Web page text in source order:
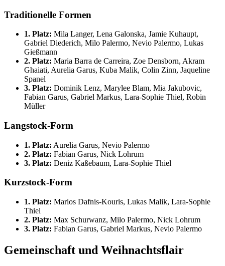
Traditionelle Formen
1. Platz: Mila Langer, Lena Galonska, Jamie Kuhaupt,
Gabriel Diederich, Milo Palermo, Nevio Palermo, Lukas
Gießmann
2. Platz: Maria Barra de Carreira, Zoe Densborn, Akram
Ghaiati, Aurelia Garus, Kuba Malik, Colin Zinn, Jaqueline
Spanel
3. Platz: Dominik Lenz, Marylee Blam, Mia Jakubovic,
Fabian Garus, Gabriel Markus, Lara-Sophie Thiel, Robin
Müller
Langstock-Form
1. Platz: Aurelia Garus, Nevio Palermo
2. Platz: Fabian Garus, Nick Lohrum
3. Platz: Deniz Kaßebaum, Lara-Sophie Thiel
Kurzstock-Form
1. Platz: Marios Dafnis-Kouris, Lukas Malik, Lara-Sophie
Thiel
2. Platz: Max Schurwanz, Milo Palermo, Nick Lohrum
3. Platz: Fabian Garus, Gabriel Markus, Nevio Palermo
Gemeinschaft und Weihnachtsflair